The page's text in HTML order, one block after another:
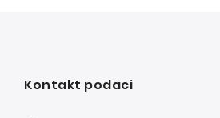
Kontakt podaci